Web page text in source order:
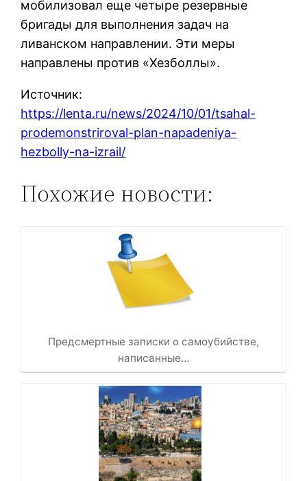
мобилизовал еще четыре резервные
бригады для выполнения задач на
ливанском направлении. Эти меры
направлены против «Хезболлы».
Источник:
https://lenta.ru/news/2024/10/01/tsahal-
prodemonstriroval-plan-napadeniya-
hezbolly-na-izrail/
Похожие новости:
Предсмертные записки о самоубийстве,
написанные…